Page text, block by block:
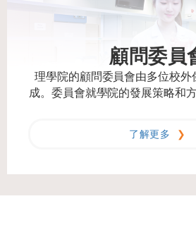
顧問委員
理學院的顧問委員會由多位校外
成。委員會就學院的發展策略和
了解更多